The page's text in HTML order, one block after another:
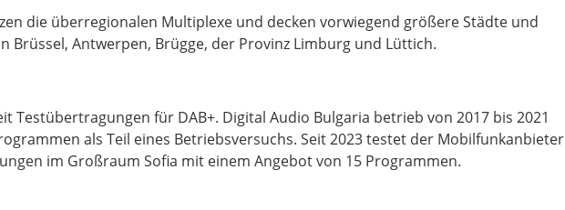
die überregionalen Multiplexe und decken vorwiegend größere Städte und
Brüssel, Antwerpen, Brügge, der Provinz Limburg und Lüttich.
Testübertragungen für DAB+. Digital Audio Bulgaria betrieb von 2017 bis 2021
als Teil eines Betriebsversuchs. Seit 2023 testet der Mobilfunkanbieter
im Großraum Sofia mit einem Angebot von 15 Programmen.